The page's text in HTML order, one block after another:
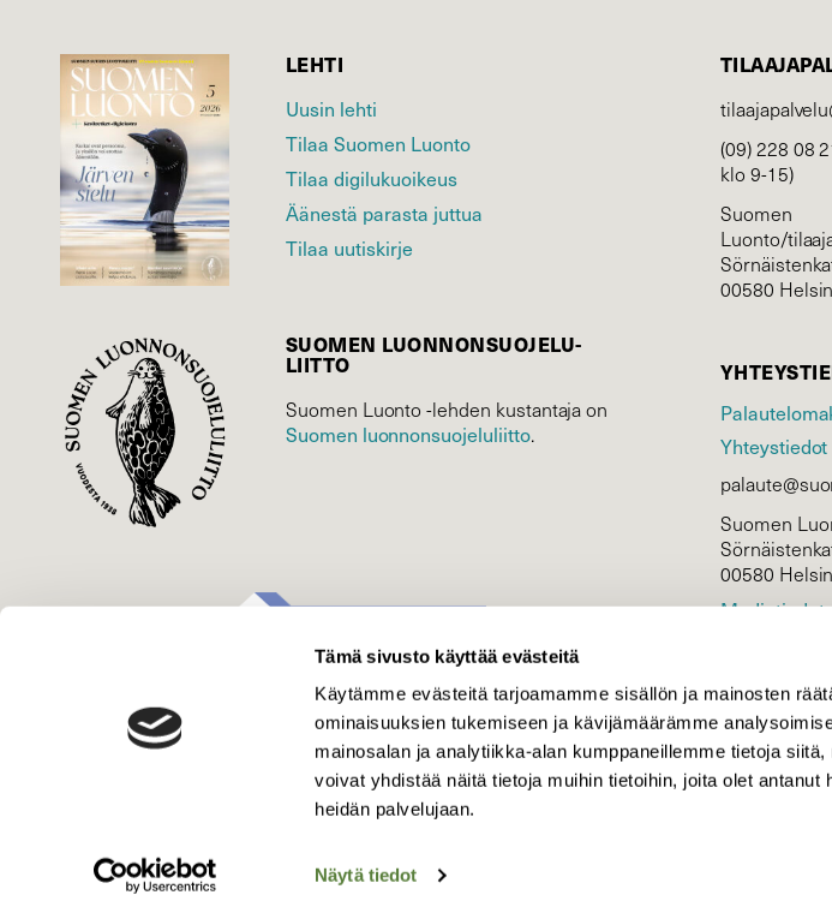
Tämä sivusto käyttää evästeitä
Käytämme evästeitä tarjoamamme sisällön ja mainosten
ominaisuuksien tukemiseen ja kävijämäärämme
mainosalan ja analytiikka-alan kumppaneillemme tietoja
voivat yhdistää näitä tietoja muihin tietoihin, joita olet
heidän palvelujaan.
Näytä tiedot
LEHTI
Uusin lehti
Tilaa Suomen Luonto
Tilaa digilukuoikeus
Äänestä parasta juttua
Tilaa uutiskirje
SUOMEN LUONNON­SUOJELU­
LIITTO
Suomen Luonto -lehden kustantaja on
Suomen luonnonsuojelu­liitto.
(09) 228 08
klo 9-15)
Suomen
Luonto/
00580
Yhteystiedot
Suomen
00580
Mediatiedot
KIRJAUDU